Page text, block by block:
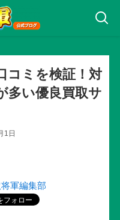
コミを検証！対
多い優良買取サ
1日
軍編集部